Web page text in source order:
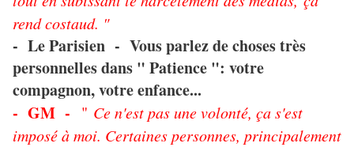
rend costaud. "
- Le Parisien - Vous parlez de choses très
personnelles dans " Patience ": votre
compagnon, votre enfance...
- GM - " Ce n'est pas une volonté, ça s'est
imposé à moi. Certaines personnes, principalement